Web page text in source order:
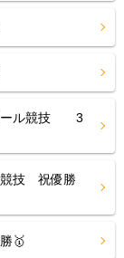
ール競技 3
競技 祝優勝
🥇